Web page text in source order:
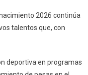
2026 continúa
talentos que, con
deportiva en programas